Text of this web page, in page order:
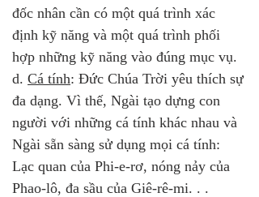
đốc nhân cần có một quá trình xác
định kỹ năng và một quá trình phối
hợp những kỹ năng vào đúng mục vụ.
d. Cá tính: Đức Chúa Trời yêu thích sự
đa dạng. Vì thế, Ngài tạo dựng con
người với những cá tính khác nhau và
Ngài sẵn sàng sử dụng mọi cá tính:
Lạc quan của Phi-e-rơ, nóng nảy của
Phao-lô, đa sầu của Giê-rê-mi. . .